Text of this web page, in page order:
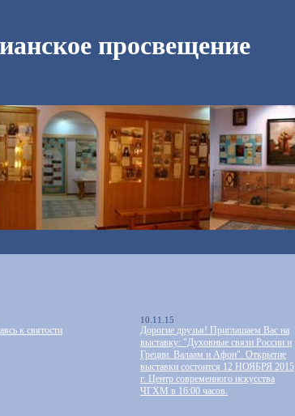
просвещение
к святости
10.11.15
Дорогие друзья! Приглашаем Вас на
выставку: "Духовные связи России и
Греции. Валаам и Афон". Открытие
выставки состоится 12 НОЯБРЯ 2015
г. Центр современного искусства
ЧГХМ в 16:00 часов.